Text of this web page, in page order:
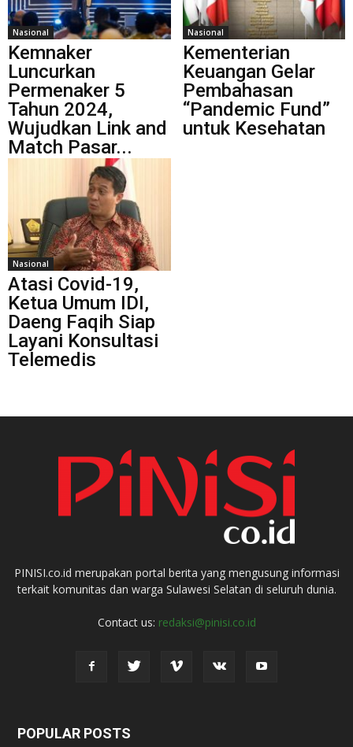
Nasional
Kemnaker
Luncurkan
Permenaker 5
Tahun 2024,
Wujudkan Link and
Match Pasar...
Nasional
Kementerian
Keuangan Gelar
Pembahasan
“Pandemic Fund”
untuk Kesehatan
Nasional
Atasi Covid-19,
Ketua Umum IDI,
Daeng Faqih Siap
Layani Konsultasi
Telemedis
PINISI.co.id merupakan portal berita yang mengusung informasi
terkait komunitas dan warga Sulawesi Selatan di seluruh dunia.
Contact us: redaksi@pinisi.co.id
POPULAR POSTS